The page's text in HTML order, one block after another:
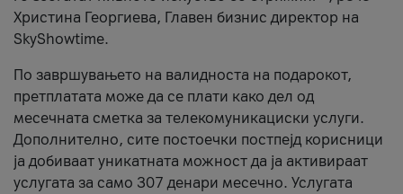
Христина Георгиева, Главен бизнис директор на
SkyShowtime.
По завршувањето на валидноста на подарокот,
претплатата може да се плати како дел од
месечната сметка за телекомуникациски услуги.
Дополнително, сите постоечки постпејд корисници
ја добиваат уникатната можност да ја активираат
услугата за само 307 денари месечно. Услугата